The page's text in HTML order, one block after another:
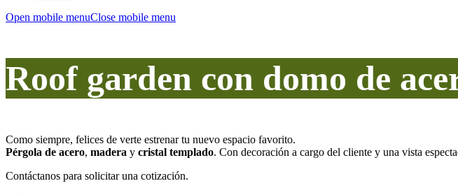
Open mobile menuClose mobile menu
Roof garden con domo de
Como siempre, felices de verte estrenar tu nuevo espacio favorito.
Pérgola de acero, madera y cristal templado. Con decoración a cargo del cliente y una vista
Contáctanos para solicitar una cotización.